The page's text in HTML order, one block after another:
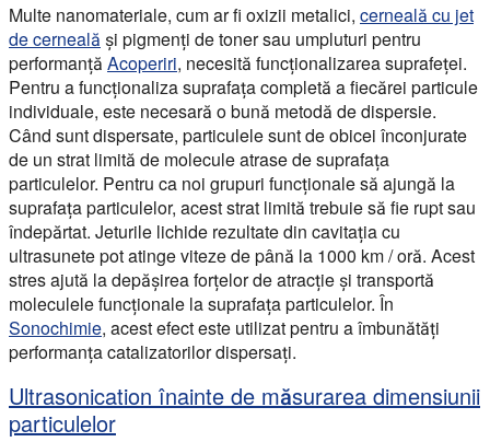
Multe nanomateriale, cum ar fi oxizii metalici, cerneală cu jet
de cerneală și pigmenți de toner sau umpluturi pentru
performanță Acoperiri, necesită funcționalizarea suprafeței.
Pentru a funcționaliza suprafața completă a fiecărei particule
individuale, este necesară o bună metodă de dispersie.
Când sunt dispersate, particulele sunt de obicei înconjurate
de un strat limită de molecule atrase de suprafața
particulelor. Pentru ca noi grupuri funcționale să ajungă la
suprafața particulelor, acest strat limită trebuie să fie rupt sau
îndepărtat. Jeturile lichide rezultate din cavitația cu
ultrasunete pot atinge viteze de până la 1000 km / oră. Acest
stres ajută la depășirea forțelor de atracție și transportă
moleculele funcționale la suprafața particulelor. În
Sonochimie, acest efect este utilizat pentru a îmbunătăți
performanța catalizatorilor dispersați.
Ultrasonication înainte de măsurarea dimensiunii
particulelor